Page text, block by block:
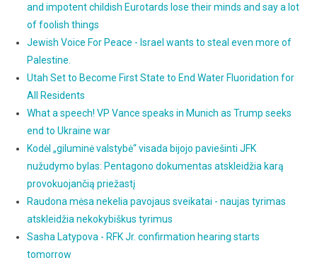
and impotent childish Eurotards lose their minds and say a lot
of foolish things
Jewish Voice For Peace - Israel wants to steal even more of
Palestine.
Utah Set to Become First State to End Water Fluoridation for
All Residents
What a speech! VP Vance speaks in Munich as Trump seeks
end to Ukraine war
Kodėl „giluminė valstybė“ visada bijojo paviešinti JFK
nužudymo bylas: Pentagono dokumentas atskleidžia karą
provokuojančią priežastį
Raudona mėsa nekelia pavojaus sveikatai - naujas tyrimas
atskleidžia nekokybiškus tyrimus
Sasha Latypova - RFK Jr. confirmation hearing starts
tomorrow